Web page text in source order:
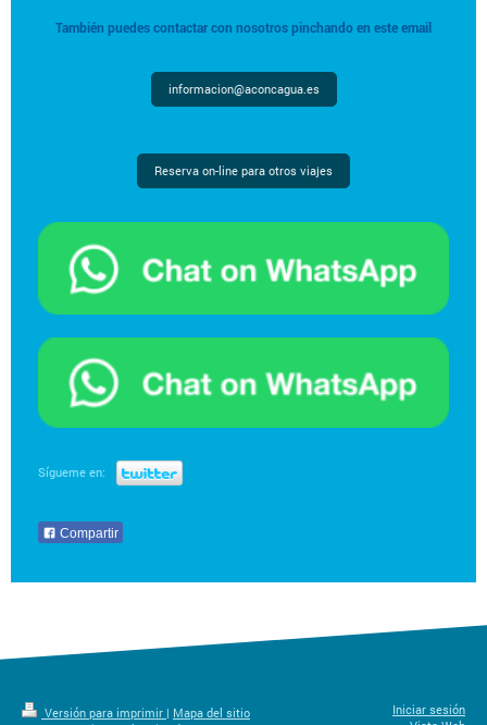
También puedes contactar con nosotros pinchando en este email
informacion@aconcagua.es
Reserva on-line para otros viajes
Sígueme en:
Compartir
Versión para imprimir | Mapa del sitio
Iniciar sesión